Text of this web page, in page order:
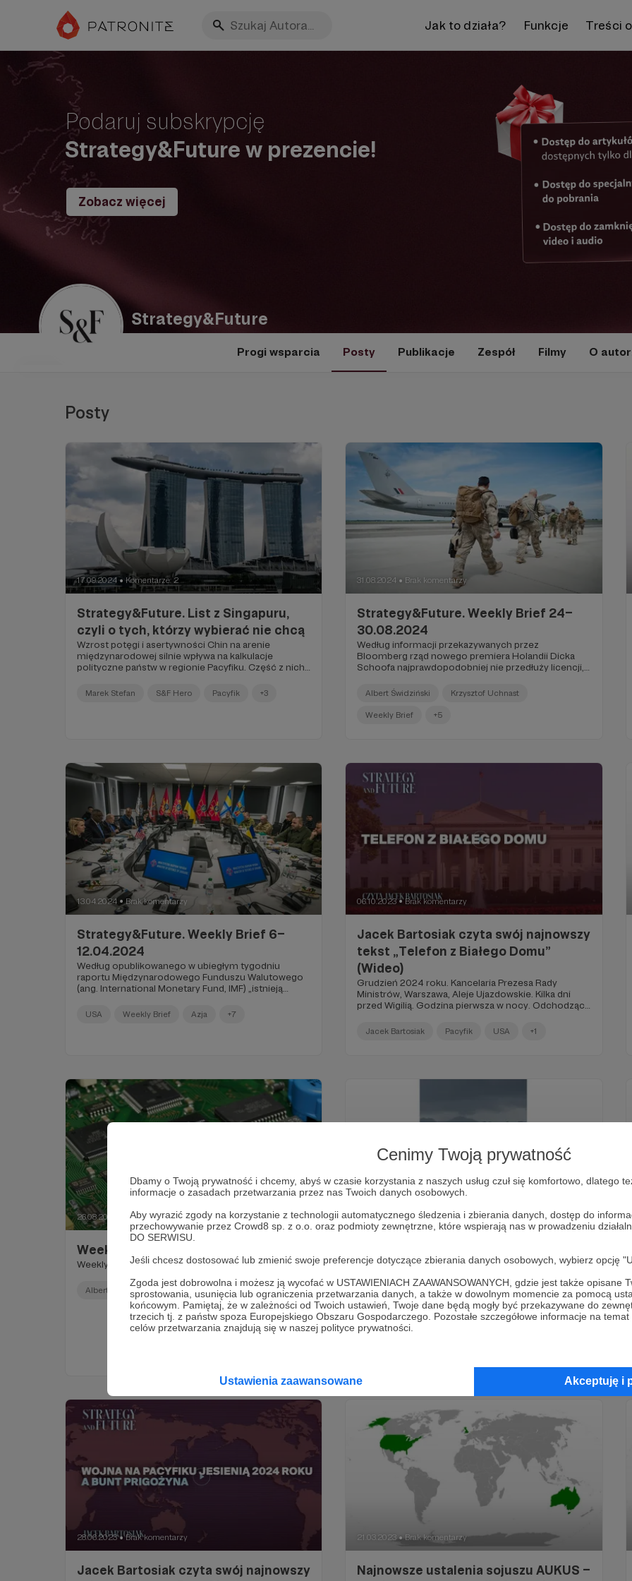
Cenimy Twoją prywatność
Dbamy o Twoją prywatność i chcemy, abyś w czasie korzystania z naszych usług czuł się komfortowo, dlatego
informacje o zasadach przetwarzania przez nas Twoich danych osobowych.
Aby wyrazić zgody na korzystanie z technologii automatycznego śledzenia i zbierania danych, dostęp do
przechowywanie przez Crowd8 sp. z o.o. oraz podmioty zewnętrzne, które wspierają nas w prowadzeniu
DO SERWISU.
Jeśli chcesz dostosować lub zmienić swoje preferencje dotyczące zbierania danych osobowych, wybierz opcję
Zgoda jest dobrowolna i możesz ją wycofać w USTAWIENIACH ZAAWANSOWANYCH, gdzie jest także opisane
sprostowania, usunięcia lub ograniczenia przetwarzania danych, a także w dowolnym momencie za pomocą
końcowym. Pamiętaj, że w zależności od Twoich ustawień, Twoje dane będą mogły być przekazywane do
trzecich tj. z państw spoza Europejskiego Obszaru Gospodarczego. Pozostałe szczegółowe informacje na
celów przetwarzania znajdują się w naszej polityce prywatności.
Ustawienia zaawansowane Akceptuję i
Jak to działa? Funkcje Treści
Podaruj subskrypcję
Strategy&Future w prezencie!
Zobacz więcej
Strategy&Future
Progi wsparcia Posty Publikacje Zespół Filmy O
Posty
17.09.2024 ● Komentarze: 2
Strategy&Future. List z Singapuru,
czyli o tych, którzy wybierać nie chcą
Wzrost potęgi i asertywności Chin na arenie
międzynarodowej silnie wpływa na kalkulacje
polityczne państw w regionie Pacyfiku. Część z nich,
ze Stanami Zjednoczonymi, pogłębia swoją z nimi
swoją współpracę. Inne kraje regionu wolą uprawiać
Marek Stefan S&F Hero Pacyfik +3
31.08.2024 ● Brak komentarzy
Strategy&Future. Weekly Brief 24–
30.08.2024
Według informacji przekazywanych przez
Bloomberg rząd nowego premiera Holandii Dicka
Schoofa najprawdopodobniej nie przedłuży licencji,
znajdujących się w Chinach maszyn do fotolitografii
wyprodukowanych przez holenderską firmę. Zakaz
ten miałby dotyczyć najbardziej zaawansowanych
Pro...
Albert Świdziński Krzysztof Uchnast
Weekly Brief +5
13.04.2024 ● Brak komentarzy
Strategy&Future. Weekly Brief 6–
12.04.2024
Według opublikowanego w ubiegłym tygodniu
raportu Międzynarodowego Funduszu Walutowego
(ang. International Monetary Fund, IMF) „istnieją
międzynarodowych wzdłuż linii podziałów
geopolitycznych”...
USA Weekly Brief Azja +7
06.10.2023 ● Brak komentarzy
Jacek Bartosiak czyta swój najnowszy
tekst „Telefon z Białego Domu”
(Wideo)
Grudzień 2024 roku. Kancelaria Prezesa Rady
Ministrów, Warszawa, Aleje Ujazdowskie. Kilka dni
przed Wigilią. Godzina pierwsza w nocy. Odchodzący
dodzwonić do premiera RP. Pragnie go
poinformować, że wybuchła wojna na zachodnim
Jacek Bartosiak Pacyfik USA +1
26.08.2023 Brak komentarzy
Weekly Brief 19–25.08.2023
Weekly Brief 19–25.08.2023
Albert Świdziński Afryka Chiny +5
29.07.2023 ● Brak komentarzy
Weekly Brief 22–28.07.2023
Albert Świdziński Afryka Azja +7
28.06.2023 ● Brak komentarzy
Jacek Bartosiak czyta swój najnowszy
21.03.2023 ● Brak komentarzy
Najnowsze ustalenia sojuszu AUKUS –